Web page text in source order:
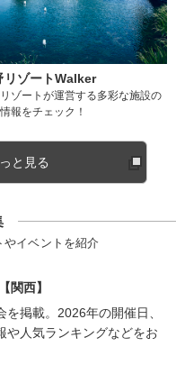
リゾートWalker
ゾートが運営する多彩な施設の
報をチェック！
と見る
イベントを紹介
関西】
を掲載。2026年の開催日、
や人気ランキングなどをお